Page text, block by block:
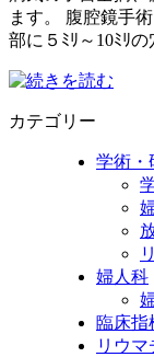
ます。 腹腔鏡手
部に５ﾐﾘ～10ﾐﾘ
カテゴリー
学術・
婦人科
臨床指
リウマ